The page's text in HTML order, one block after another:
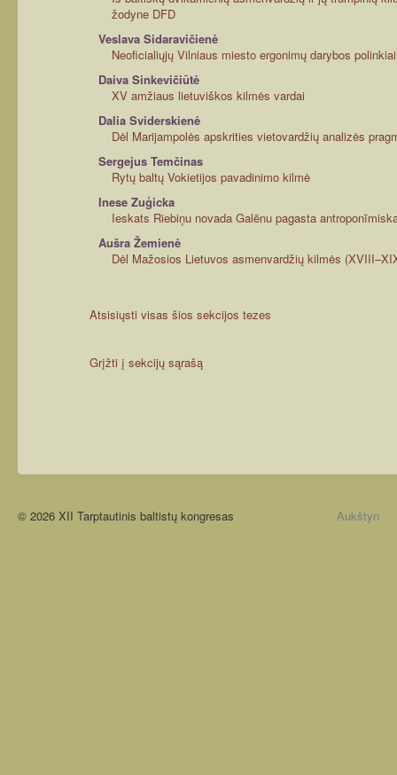
žodyne DFD
Veslava Sidaravičienė
Neoficialiųjų Vilniaus miesto ergonimų darybos polinkiai
Daiva Sinkevičiūtė
XV amžiaus lietuviškos kilmės vardai
Dalia Sviderskienė
Dėl Marijampolės apskrities vietovardžių analizės
Sergejus Temčinas
Rytų baltų Vokietijos pavadinimo kilmė
Inese Zuģicka
Ieskats Riebiņu novada Galēnu pagasta
Aušra Žemienė
Dėl Mažosios Lietuvos asmenvardžių kilmės
Atsisiųsti visas šios sekcijos tezes
Grįžti į sekcijų sąrašą
Aukštyn
© 2026 XII Tarptautinis baltistų kongresas